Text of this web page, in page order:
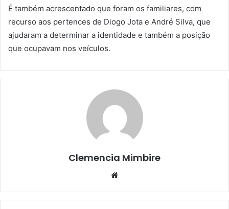
É também acrescentado que foram os familiares, com
recurso aos pertences de Diogo Jota e André Silva, que
ajudaram a determinar a identidade e também a posição
que ocupavam nos veículos.
Clemencia Mimbire
Website